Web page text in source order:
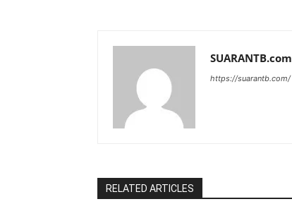
SUARANTB.com
https://suarantb.com/
RELATED ARTICLES